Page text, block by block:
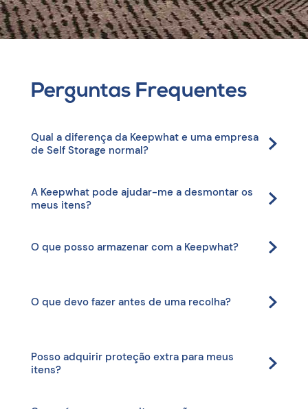
Perguntas Frequentes
Qual a diferença da Keepwhat e uma empresa
de Self Storage normal?
A Keepwhat pode ajudar-me a desmontar os
meus itens?
O que posso armazenar com a Keepwhat?
O que devo fazer antes de uma recolha?
Posso adquirir proteção extra para meus
itens?